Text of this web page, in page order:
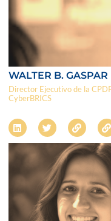
WALTER B. GASPAR
Director Ejecutivo de la
CyberBRICS